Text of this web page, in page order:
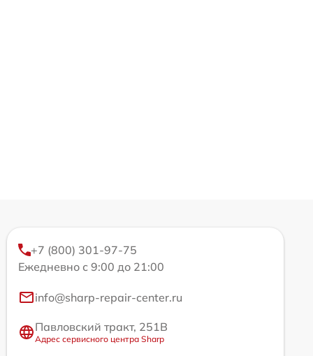
+7 (800) 301-97-75
Ежедневно с 9:00 до 21:00
info@sharp-repair-center.ru
Павловский тракт, 251В
Адрес сервисного центра Sharp